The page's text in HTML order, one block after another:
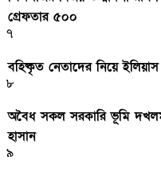
গ্রেফতার ৫০০
৭
বহিষ্কৃত নেতাদের নিয়ে
৮
অবৈধ সকল সরকারি ভূমি
হাসান
৯